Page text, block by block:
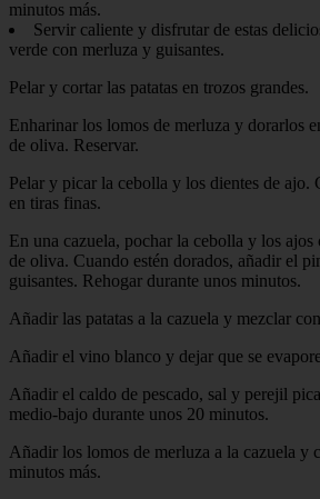
minutos más.
Servir caliente y disfrutar de estas
verde con merluza y guisantes.
Pelar y cortar las patatas en trozos grandes.
Enharinar los lomos de merluza y dorarlos
de oliva. Reservar.
Pelar y picar la cebolla y los dientes de ajo.
en tiras finas.
En una cazuela, pochar la cebolla y los ajos
de oliva. Cuando estén dorados, añadir el
guisantes. Rehogar durante unos minutos.
Añadir las patatas a la cazuela y mezclar
Añadir el vino blanco y dejar que se
Añadir el caldo de pescado, sal y perejil
medio-bajo durante unos 20 minutos.
Añadir los lomos de merluza a la cazuela y
minutos más.